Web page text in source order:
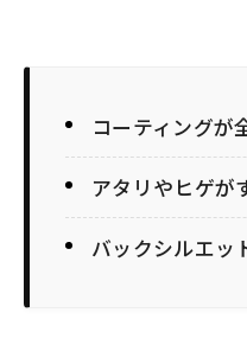
コーティングが
アタリやヒゲが
バックシルエッ